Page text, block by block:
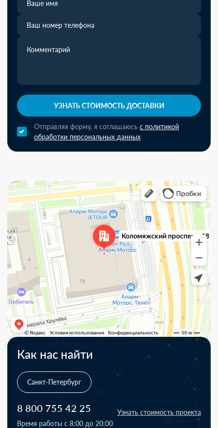
УЗНАТЬ СТОИМОСТЬ ДОСТАВКИ
Отправляя форму, я соглашаюсь с политикой
обработки персональных данных
Как нас найти
Санкт-Петербург
8 800 755 42 25
Время работы с 8:00 до 20:00
Узнать стоимость проекта